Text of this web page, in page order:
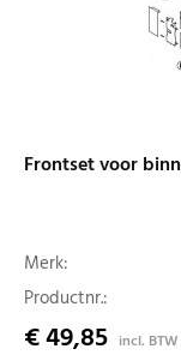
Frontset voor
Merk:
Productnr.:
€ 49,85 incl. BTW